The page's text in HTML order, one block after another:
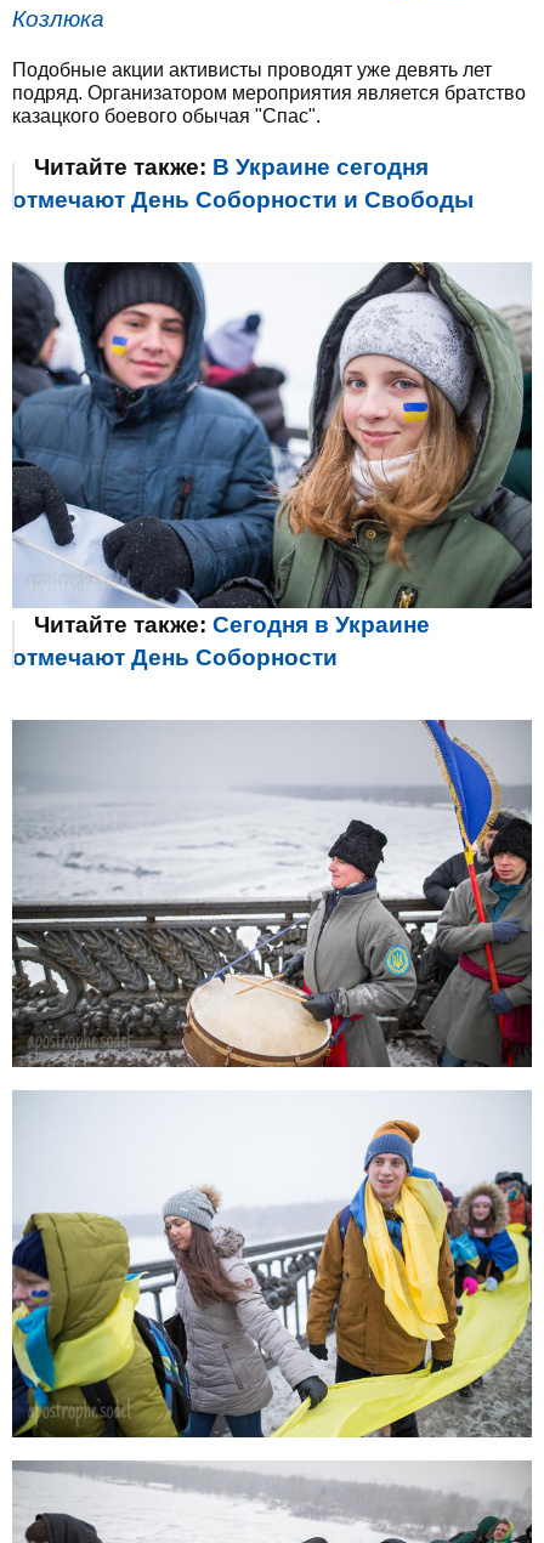
Козлюка
Подобные акции активисты проводят уже девять лет
подряд. Организатором мероприятия является братство
казацкого боевого обычая "Спас".
Читайте также: В Украине сегодня
отмечают День Соборности и Свободы
Читайте также: Сегодня в Украине
отмечают День Соборности